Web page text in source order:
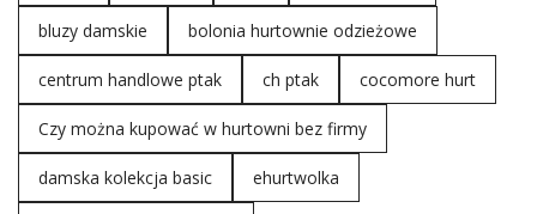
bluzy damskie bolonia hurtownie odzieżowe
centrum handlowe ptak ch ptak cocomore hurt
Czy można kupować w hurtowni bez firmy
damska kolekcja basic ehurtwolka